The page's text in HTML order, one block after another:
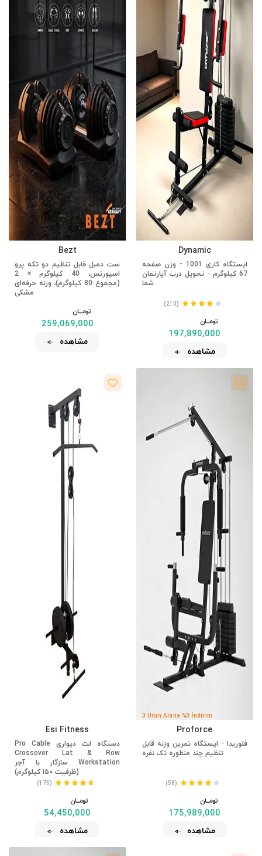
Dynamic
ایستگاه کاری 1001 - وزن صفحه
67 کیلوگرم - تحویل درب آپارتمان
شما
(210)
تومــــــان
197,890,000
مشاهده
Bezt
ست دمبل قابل تنظیم دو تکه پرو
اسپورتس، 40 کیلوگرم × 2
(مجموع 80 کیلوگرم)، وزنه حرفه‌ای
مشکی
تومــــــان
259,069,000
مشاهده
3 Ürün Alana %3 İndirim
Proforce
فلوریدا - ایستگاه تمرین وزنه قابل
تنظیم چند منظوره تک نفره
(58)
تومــــــان
175,989,000
مشاهده
Esi Fitness
دستگاه لت دیواری Pro Cable
Crossover Lat & Row
Workstation سازگار با آجر
(ظرفیت ۱۵۰ کیلوگرم)
(175)
تومــــــان
54,450,000
مشاهده